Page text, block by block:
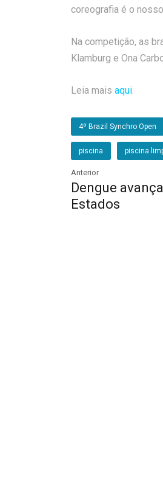
coreografia é o
Na competição, as
Klamburg e Ona
Leia mais aqui.
4º Brazil Synchro Open
piscina piscina
Anterior
Dengue
Estados